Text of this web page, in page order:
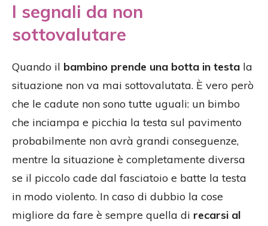
I segnali da non
sottovalutare
Quando il bambino prende una botta in testa la
situazione non va mai sottovalutata. È vero però
che le cadute non sono tutte uguali: un bimbo
che inciampa e picchia la testa sul pavimento
probabilmente non avrà grandi conseguenze,
mentre la situazione è completamente diversa
se il piccolo cade dal fasciatoio e batte la testa
in modo violento. In caso di dubbio la cose
migliore da fare è sempre quella di recarsi al